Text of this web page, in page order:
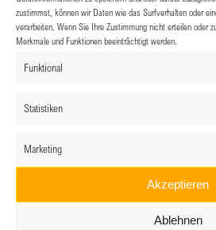
zustimmst, können wir Daten wie das Surfverhalten oder
verarbeiten. Wenn Sie Ihre Zustimmung nicht erteilen oder
Merkmale und Funktionen beeinträchtigt werden.
Funktional
Statistiken
Marketing
Akzeptieren
Ablehnen